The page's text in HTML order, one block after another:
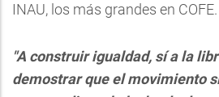
INAU, los más grandes en COFE.
"A construir igualdad, sí a la
demostrar que el movimiento